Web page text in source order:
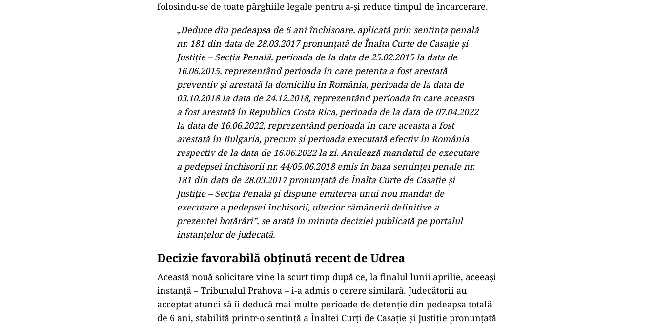
folosindu-se de toate pârghiile legale pentru a-și reduce timpul de încarcerare.
„Deduce din pedeapsa de 6 ani închisoare, aplicată prin sentinţa penală
nr. 181 din data de 28.03.2017 pronunţată de Înalta Curte de Casaţie şi
Justiţie – Secţia Penală, perioada de la data de 25.02.2015 la data de
16.06.2015, reprezentând perioada în care petenta a fost arestată
preventiv şi arestată la domiciliu în România, perioada de la data de
03.10.2018 la data de 24.12.2018, reprezentând perioada în care aceasta
a fost arestată în Republica Costa Rica, perioada de la data de 07.04.2022
la data de 16.06.2022, reprezentând perioada în care aceasta a fost
arestată în Bulgaria, precum şi perioada executată efectiv în România
respectiv de la data de 16.06.2022 la zi. Anulează mandatul de executare
a pedepsei închisorii nr. 44/05.06.2018 emis în baza sentinţei penale nr.
181 din data de 28.03.2017 pronunţată de Înalta Curte de Casaţie şi
Justiţie – Secţia Penală şi dispune emiterea unui nou mandat de
executare a pedepsei închisorii, ulterior rămânerii definitive a
prezentei hotărâri”, se arată în minuta deciziei publicată pe portalul
instanţelor de judecată.
Decizie favorabilă obținută recent de Udrea
Această nouă solicitare vine la scurt timp după ce, la finalul lunii aprilie, aceeași
instanță – Tribunalul Prahova – i-a admis o cerere similară. Judecătorii au
acceptat atunci să îi deducă mai multe perioade de detenție din pedeapsa totală
de 6 ani, stabilită printr-o sentință a Înaltei Curți de Casație și Justiție pronunțată